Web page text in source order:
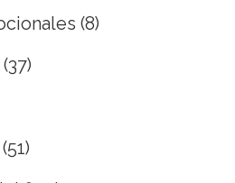
(8)
(37)
(51)